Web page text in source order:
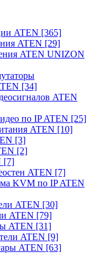
ATEN [365]
ATEN [29]
ATEN UNIZON
[34]
ATEN
по IP ATEN [25]
ATEN [10]
[3]
[2]
[7]
ATEN [7]
KVM по IP ATEN
ATEN [30]
ATEN [79]
ATEN [31]
ATEN [9]
ATEN [63]